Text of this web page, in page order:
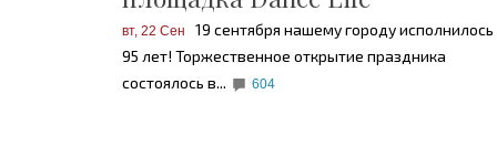
вт, 22 Сен
19 сентября нашему городу исполнилось
95 лет! Торжественное открытие праздника
состоялось в...
604